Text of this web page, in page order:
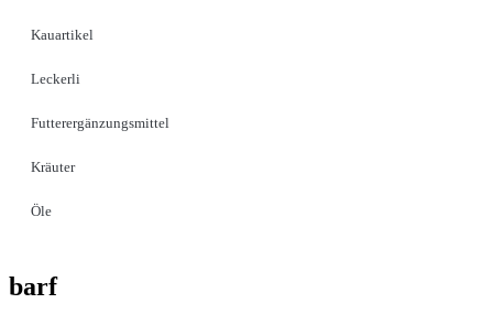
Kauartikel
Leckerli
Futterergänzungsmittel
Kräuter
Öle
barf